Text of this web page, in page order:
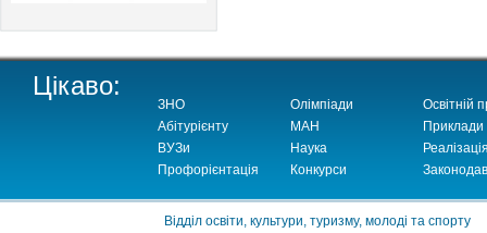
Цікаво:
ЗНО
Абітурієнту
ВУЗи
Профорієнтація
Олімпіади
МАН
Наука
Конкурси
Освітній
Приклади
Відділ освіти, культури, туризму, молоді та спорту